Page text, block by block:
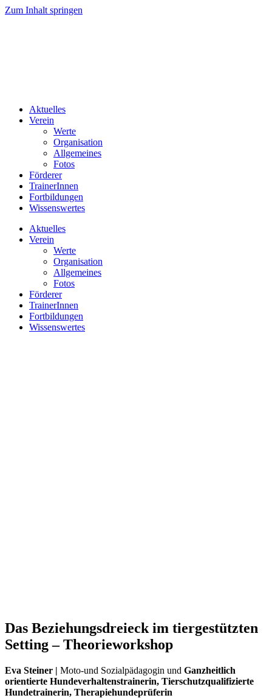
Zum Inhalt springen
Aktuelles
Verein
Werte
Organisation
Allgemeines
Fotos
Förderer
TrainerInnen
Fortbildungen
Wissenswertes
Aktuelles
Verein
Werte
Organisation
Allgemeines
Fotos
Förderer
TrainerInnen
Fortbildungen
Wissenswertes
Das Beziehungsdreieck im tiergestützten
Setting – Theorieworkshop
Eva Steiner | Moto-und Sozialpädagogin und Ganzheitlich
orientierte Hundeverhaltenstrainerin, Tierschutzqualifizierte
Hundetrainerin, Therapiehundeprüferin